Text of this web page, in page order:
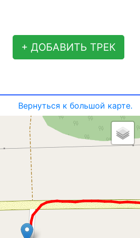
+ ДОБАВИТЬ ТРЕК
Вернуться к большой карте.